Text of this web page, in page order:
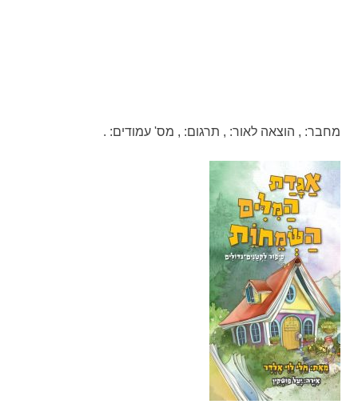
מחבר: , הוצאה לאור: , תרגום: , מס' עמודים: .